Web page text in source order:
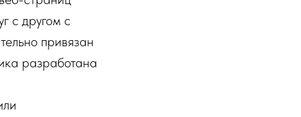
с другом с
привязан
разработана